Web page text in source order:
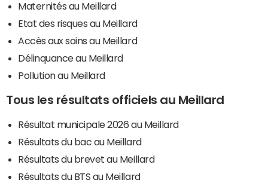
Maternités au Meillard
Etat des risques au Meillard
Accès aux soins au Meillard
Délinquance au Meillard
Pollution au Meillard
Tous les résultats officiels au Meillard
Résultat municipale 2026 au Meillard
Résultats du bac au Meillard
Résultats du brevet au Meillard
Résultats du BTS au Meillard